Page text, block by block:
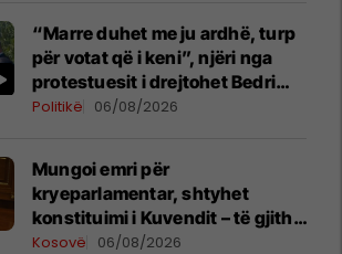
“Marre duhet me ju ardhë, turp
për votat që i keni”, njëri nga
protestuesit i drejtohet Bedri
Hamzës
Politikë 06/08/2026
Mungoi emri për
kryeparlamentar, shtyhet
konstituimi i Kuvendit – të gjitha
detajet
Kosovë 06/08/2026